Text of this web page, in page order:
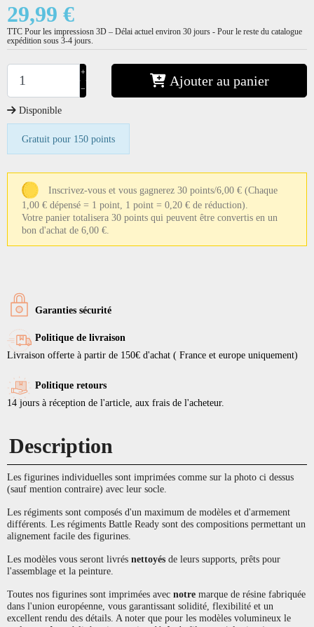
29,99 €
TTC Pour les impressiosn 3D – Délai actuel environ 30 jours - Pour le reste du catalogue
expédition sous 3-4 jours.
+
−
Ajouter au panier
Disponible
Gratuit pour 150 points
Inscrivez-vous et vous gagnerez 30 points/6,00 € (Chaque
1,00 € dépensé = 1 point, 1 point = 0,20 € de réduction).
Votre panier totalisera 30 points qui peuvent être convertis en un
bon d'achat de 6,00 €.
Garanties sécurité
Politique de livraison
Livraison offerte à partir de 150€ d'achat ( France et europe uniquement)
Politique retours
14 jours à réception de l'article, aux frais de l'acheteur.
Description
Les figurines individuelles sont imprimées comme sur la photo ci dessus
(sauf mention contraire) avec leur socle.
Les régiments sont composés d'un maximum de modèles et d'armement
différents. Les régiments Battle Ready sont des compositions permettant un
alignement facile des figurines.
Les modèles vous seront livrés nettoyés de leurs supports, prêts pour
l'assemblage et la peinture.
Toutes nos figurines sont imprimées avec notre marque de résine fabriquée
dans l'union européenne, vous garantissant solidité, flexibilité et un
excellent rendu des détails. A noter que pour les modèles volumineux le